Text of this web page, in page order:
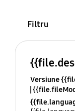
Filtru
Versiune